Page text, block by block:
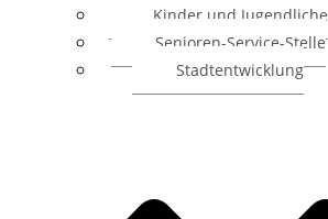
Kinder und Jugendliche
Senioren-Service-Stelle
Stadtentwicklung